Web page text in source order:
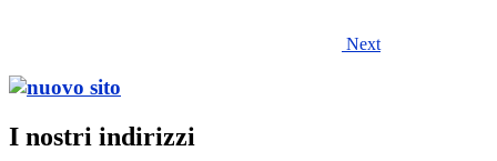
Next
I nostri indirizzi